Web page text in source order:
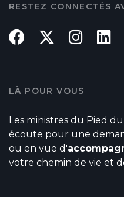
RESTEZ CONNECTÉS
LÀ POUR VOUS
Les ministres du Pied
écoute pour une
ou en vue d'
votre chemin de vie et